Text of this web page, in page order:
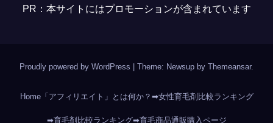
PR：本サイトにはプロモーションが含まれています
Proudly powered by WordPress Theme: Newsup by Themeansar.
Home「アフィリエイト」とは何か？ ➡女性育毛剤比較ランキング
➡育毛剤比較ランキング➡育毛商品通販購入ページ